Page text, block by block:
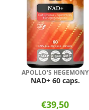
APOLLO'S HEGEMONY
NAD+ 60 caps.
€39,50